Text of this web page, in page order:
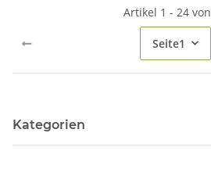
Artikel 1 - 24
Seite1
Kategorien